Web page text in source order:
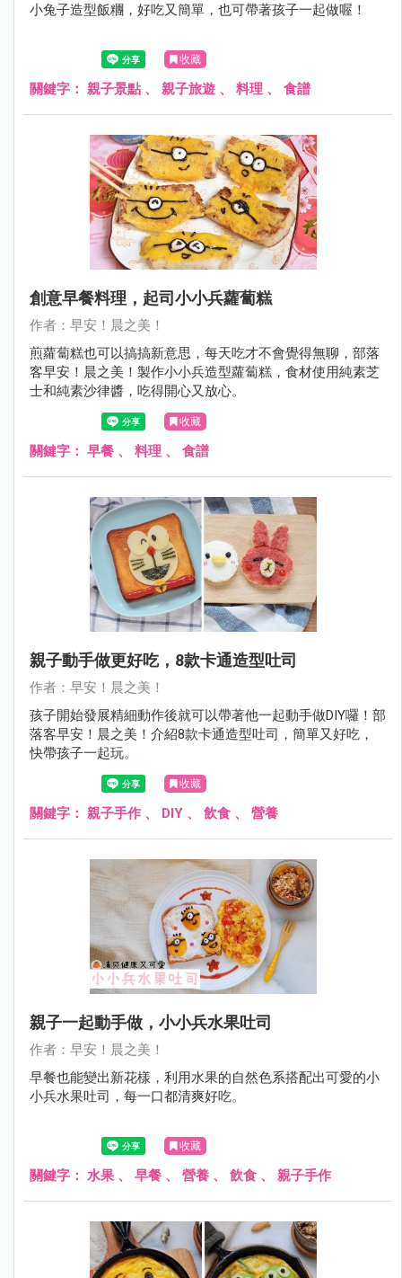
小兔子造型飯糰，好吃又簡單，也可帶著孩子一起做喔！
收藏
關鍵字： 親子景點 、 親子旅遊 、 料理 、 食譜
創意早餐料理，起司小小兵蘿蔔糕
作者：早安！晨之美！
煎蘿蔔糕也可以搞搞新意思，每天吃才不會覺得無聊，部落
客早安！晨之美！製作小小兵造型蘿蔔糕，食材使用純素芝
士和純素沙律醬，吃得開心又放心。
收藏
關鍵字： 早餐 、 料理 、 食譜
親子動手做更好吃，8款卡通造型吐司
作者：早安！晨之美！
孩子開始發展精細動作後就可以帶著他一起動手做DIY囉！部
落客早安！晨之美！介紹8款卡通造型吐司，簡單又好吃，
快帶孩子一起玩。
收藏
關鍵字： 親子手作 、 DIY 、 飲食 、 營養
親子一起動手做，小小兵水果吐司
作者：早安！晨之美！
早餐也能變出新花樣，利用水果的自然色系搭配出可愛的小
小兵水果吐司，每一口都清爽好吃。
收藏
關鍵字： 水果 、 早餐 、 營養 、 飲食 、 親子手作